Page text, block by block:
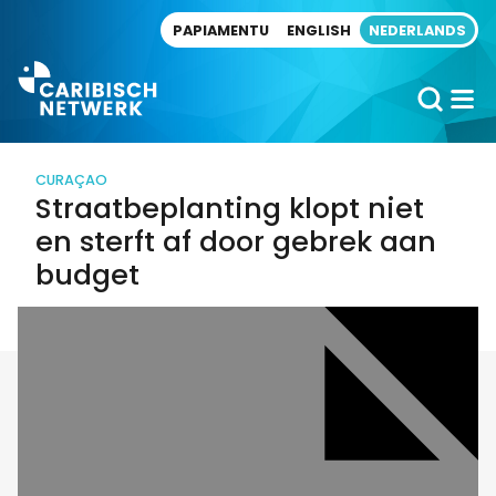
PAPIAMENTU ENGLISH NEDERLANDS
CURAÇAO
Straatbeplanting klopt niet
en sterft af door gebrek aan
budget